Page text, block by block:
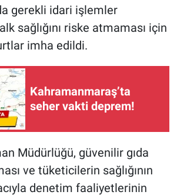
gerekli idari işlemler
sağlığını riske atmaması için
imha edildi.
Kahramanmaraş’ta
seher vakti deprem!
Müdürlüğü, güvenilir gıda
ve tüketicilerin sağlığının
denetim faaliyetlerinin